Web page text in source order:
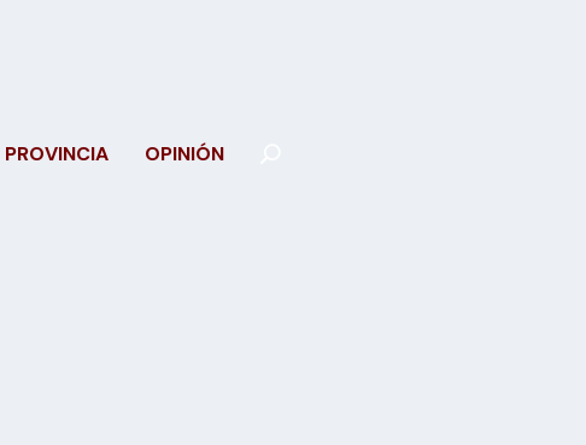
PROVINCIA OPINIÓN